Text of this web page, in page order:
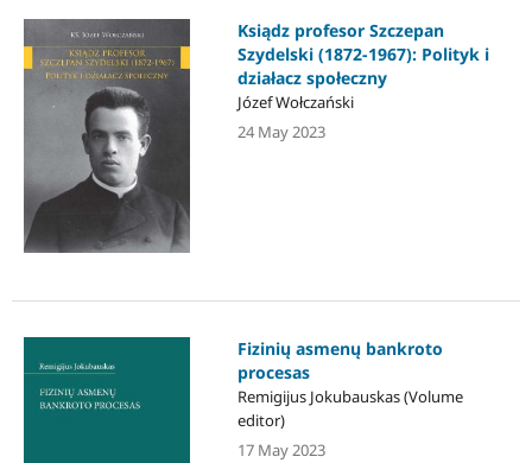
Ksiądz profesor Szczepan
Szydelski (1872-1967): Polityk i
działacz społeczny
Józef Wołczański
24 May 2023
Fizinių asmenų bankroto
procesas
Remigijus Jokubauskas (Volume
editor)
17 May 2023